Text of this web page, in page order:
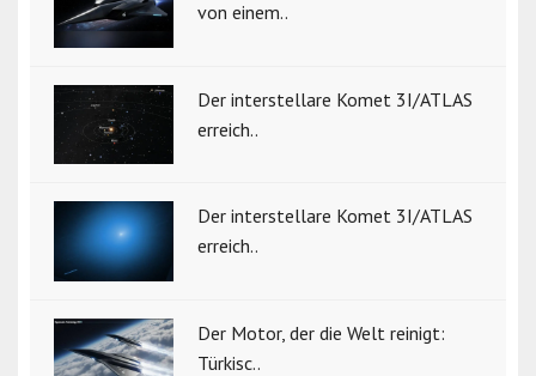
von einem..
Der interstellare Komet 3I/ATLAS
erreich..
Der interstellare Komet 3I/ATLAS
erreich..
Der Motor, der die Welt reinigt:
Türkisc..